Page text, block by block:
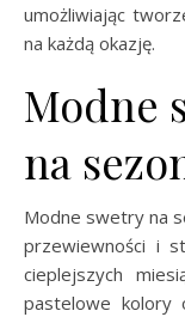
umożliwiając
na każdą okazję.
Modne
na
Modne swetry na
przewiewności i
cieplejszych
pastelowe kolory